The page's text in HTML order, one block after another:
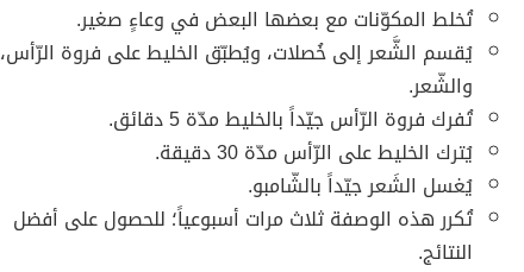
تُخلط المكوّنات مع بعضها البعض في وعاءٍ صغير.
يُقسم الشَّعر إلى خُصلات، ويُطبّق الخليط على فروة الرّأس،
والشّعر.
تُفرك فروة الرّأس جيّداً بالخليط مدّة 5 دقائق.
يُترك الخليط على الرّأس مدّة 30 دقيقة.
يُغسل الشَعر جيّداً بالشّامبو.
تُكرر هذه الوصفة ثلاث مرات أسبوعياً؛ للحصول على أفضل
النتائج.